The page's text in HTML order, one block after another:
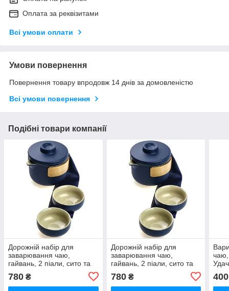
Оплата за реквізитами
Всі умови оплати
Умови повернення
Повернення товару впродовж 14 днів за домовленістю
Всі умови повернення
Подібні товари компанії
Дорожній набір для
заварювання чаю,
гайвань, 2 піали, сито та
вибір кольору
780 ₴
Дорожній набір для
заварювання чаю,
гайвань, 2 піали, сито та
вибір кольору
780₴
чаю,
400